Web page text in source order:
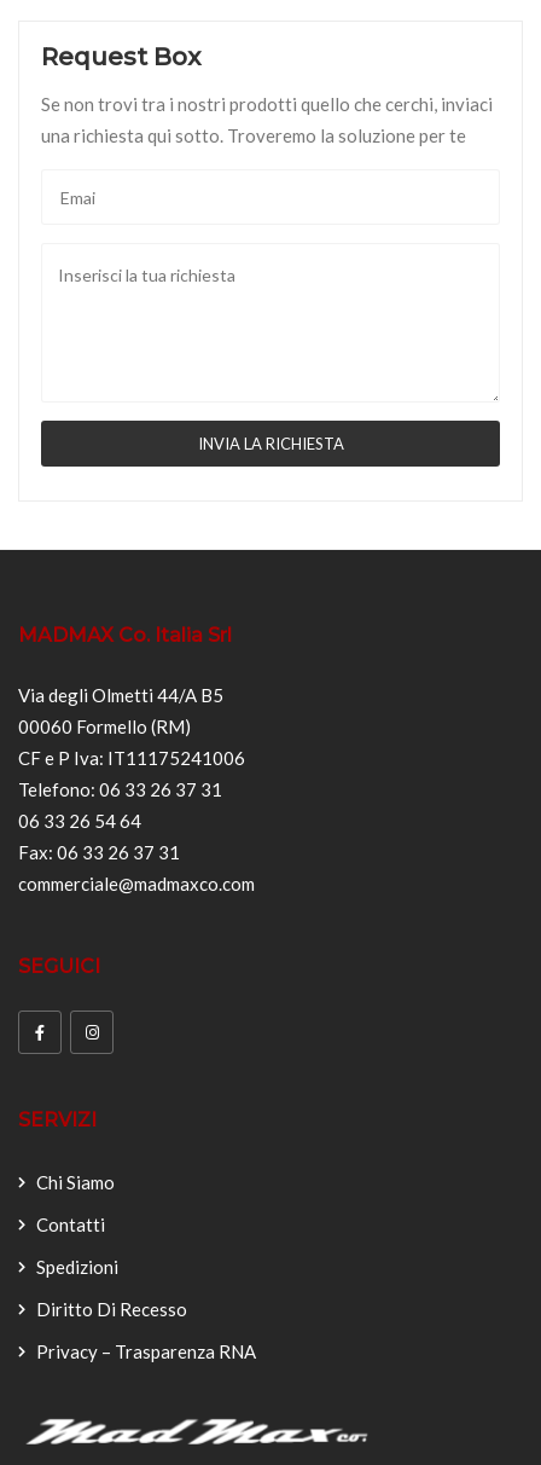
Request Box
Se non trovi tra i nostri prodotti quello che cerchi, inviaci
una richiesta qui sotto. Troveremo la soluzione per te
MADMAX Co. Italia Srl
Via degli Olmetti 44/A B5
00060 Formello (RM)
CF e P Iva: IT11175241006
Telefono: 06 33 26 37 31
06 33 26 54 64
Fax: 06 33 26 37 31
commerciale@madmaxco.com
SEGUICI
SERVIZI
Chi Siamo
Contatti
Spedizioni
Diritto Di Recesso
Privacy – Trasparenza RNA